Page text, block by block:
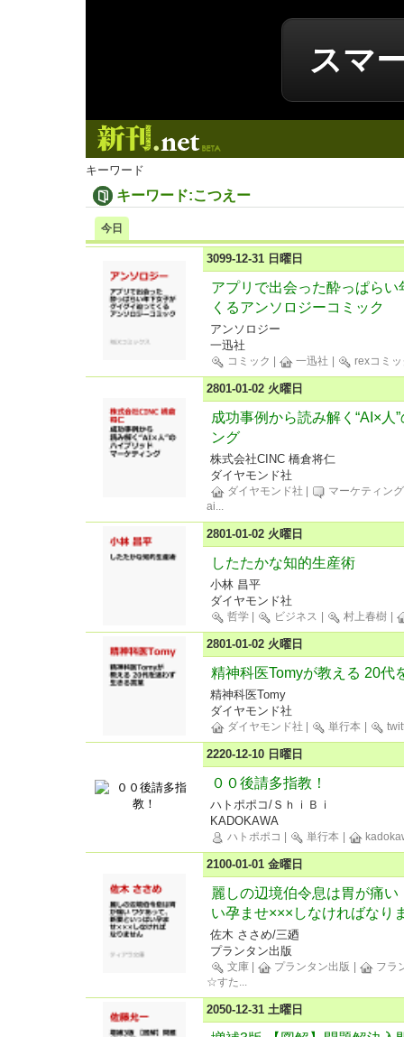
スマ
キーワード
キーワード:こつえー
今日
3099-12-31 日曜日
アプリで出会った酔っぱら
くるアンソロジーコミック
アンソロジー
一迅社
コミック 一迅社 rexコミ
2801-01-02 火曜日
成功事例から読み解く“AI×人
ング
株式会社CINC 橋倉将仁
ダイヤモンド社
ダイヤモンド社
マーケティング
ai...
2801-01-02 火曜日
したたかな知的生産術
小林 昌平
ダイヤモンド社
哲学 ビジネス 村上春樹
2801-01-02 火曜日
精神科医Tomyが教える 20代
精神科医Tomy
ダイヤモンド社
ダイヤモンド社 単行本
2220-12-10 日曜日
００後請多指教！
ハトポポコ/ＳｈｉＢｉ
KADOKAWA
ハトポポコ 単行本
2100-01-01 金曜日
麗しの辺境伯令息は胃が痛
い孕ませ×××しなければなり
佐木 ささめ/三廼
プランタン出版
文庫 プランタン出版
フラ
☆すた...
2050-12-31 土曜日